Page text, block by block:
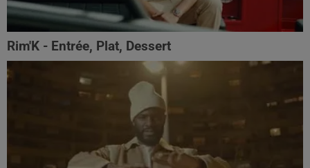
Rim'K - Entrée, Plat, Dessert